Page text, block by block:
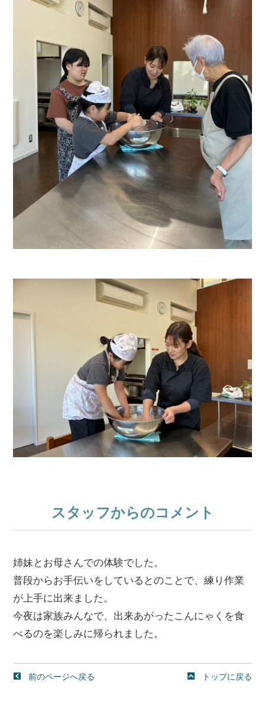
スタッフからのコメント
姉妹とお母さんでの体験でした。
普段からお手伝いをしているとのことで、練り作業
が上手に出来ました。
今夜は家族みんなで、出来あがったこんにゃくを食
べるのを楽しみに帰られました。
前のページへ戻る トップに戻る